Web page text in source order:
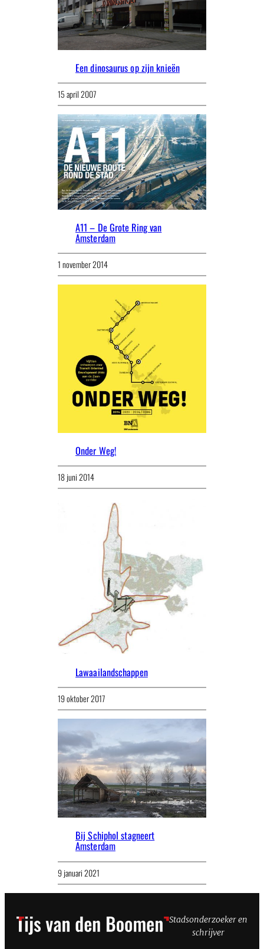
Een dinosaurus op zijn knieën
15 april 2007
A11 – De Grote Ring van
Amsterdam
1 november 2014
Onder Weg!
18 juni 2014
Lawaailandschappen
19 oktober 2017
Bij Schiphol stagneert
Amsterdam
9 januari 2021
Stadsonderzoeker en
schrijver